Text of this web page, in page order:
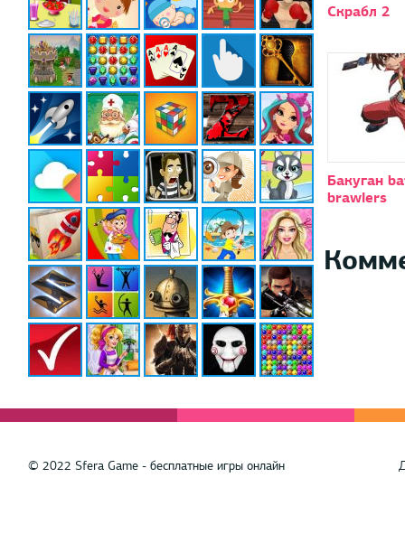
Скрабл 2
Бакуган
brawlers
© 2022 Sfera Game - бесплатные игры онлайн